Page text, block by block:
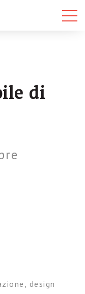
di
design